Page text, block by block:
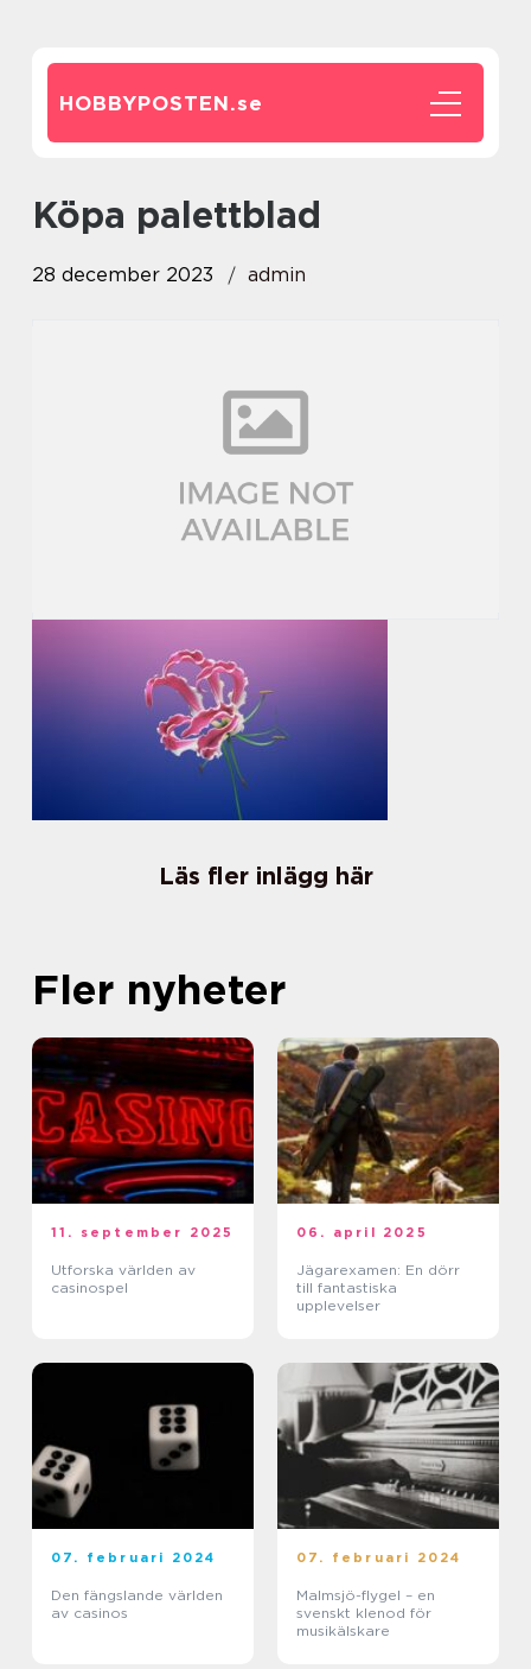
HOBBYPOSTEN.se
köpa palettblad
28 december 2023 admin
Läs fler inlägg här
Fler nyheter
11. september 2025
Utforska världen av
casinospel
06. april 2025
Jägarexamen: En dörr
till fantastiska
upplevelser
07. februari 2024
Den fängslande världen
av casinos
07. februari 2024
Malmsjö-flygel – en
svenskt klenod för
musikälskare